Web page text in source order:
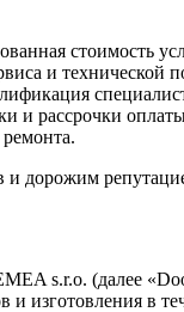
стоимость
и технической
и рассрочки
дорожим
s.r.o. (далее
и изготовления в